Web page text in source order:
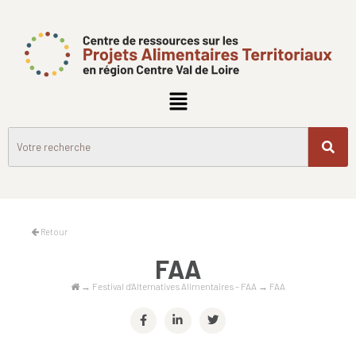
Retour
FAA
→ Festival d’Alternatives Alimentaires – FAA → FAA